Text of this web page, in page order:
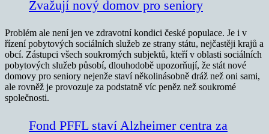
Zvažují nový domov pro seniory
Problém ale není jen ve zdravotní kondici české populace. Je i v
řízení pobytových sociálních služeb ze strany státu, nejčastěji krajů a
obcí. Zástupci všech soukromých subjektů, kteří v oblasti sociálních
pobytových služeb působí, dlouhodobě upozorňují, že stát nové
domovy pro seniory nejenže staví několinásobně dráž než oni sami,
ale rovněž je provozuje za podstatně víc peněz než soukromé
společnosti.
Fond PFFL staví Alzheimer centra za